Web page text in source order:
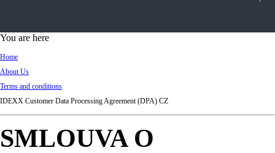
d
You are here
Home
About Us
Terms and conditions
IDEXX Customer Data Processing Agreement (DPA) CZ
SMLOUVA O